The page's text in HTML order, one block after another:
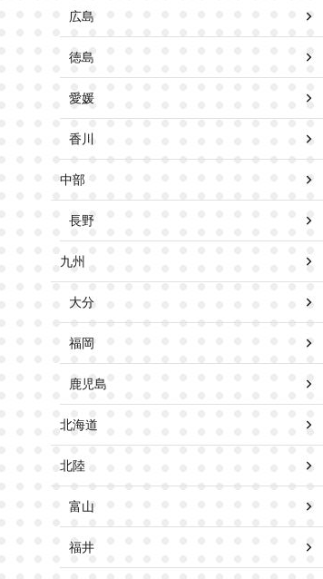
広島
徳島
愛媛
香川
中部
長野
九州
大分
福岡
鹿児島
北海道
北陸
富山
福井